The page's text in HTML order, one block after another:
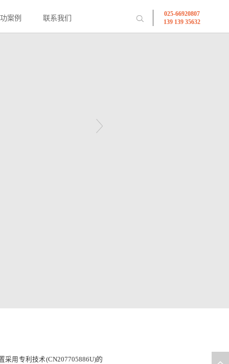
025-66920807
139 139 35632
案例 联系我们下一个产品
采用专利技术(CN207705886U)的